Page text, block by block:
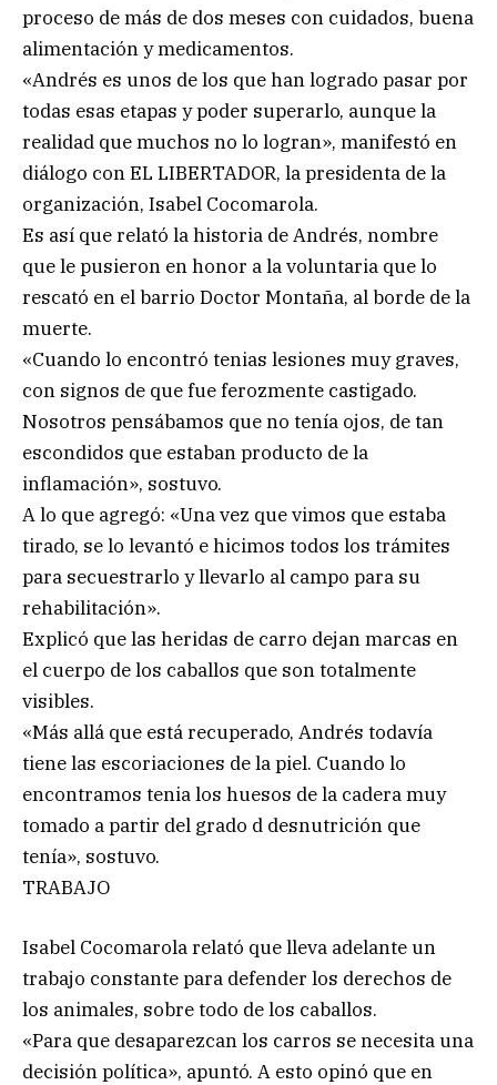
proceso de más de dos meses con cuidados, buena
alimentación y medicamentos.
«Andrés es unos de los que han logrado pasar por
todas esas etapas y poder superarlo, aunque la
realidad que muchos no lo logran», manifestó en
diálogo con EL LIBERTADOR, la presidenta de la
organización, Isabel Cocomarola.
Es así que relató la historia de Andrés, nombre
que le pusieron en honor a la voluntaria que lo
rescató en el barrio Doctor Montaña, al borde de la
muerte.
«Cuando lo encontró tenias lesiones muy graves,
con signos de que fue ferozmente castigado.
Nosotros pensábamos que no tenía ojos, de tan
escondidos que estaban producto de la
inflamación», sostuvo.
A lo que agregó: «Una vez que vimos que estaba
tirado, se lo levantó e hicimos todos los trámites
para secuestrarlo y llevarlo al campo para su
rehabilitación».
Explicó que las heridas de carro dejan marcas en
el cuerpo de los caballos que son totalmente
visibles.
«Más allá que está recuperado, Andrés todavía
tiene las escoriaciones de la piel. Cuando lo
encontramos tenia los huesos de la cadera muy
tomado a partir del grado d desnutrición que
tenía», sostuvo.
TRABAJO
Isabel Cocomarola relató que lleva adelante un
trabajo constante para defender los derechos de
los animales, sobre todo de los caballos.
«Para que desaparezcan los carros se necesita una
decisión política», apuntó. A esto opinó que en